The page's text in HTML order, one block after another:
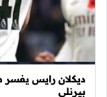
ديكلان رايس يفسر
بيرنلي